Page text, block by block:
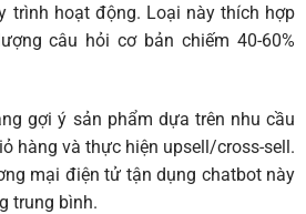
trình hoạt động. Loại này thích hợp
câu hỏi cơ bản chiếm 40-60%
gợi ý sản phẩm dựa trên nhu cầu
hàng và thực hiện upsell/cross-sell.
mại điện tử tận dụng chatbot này
trung bình.